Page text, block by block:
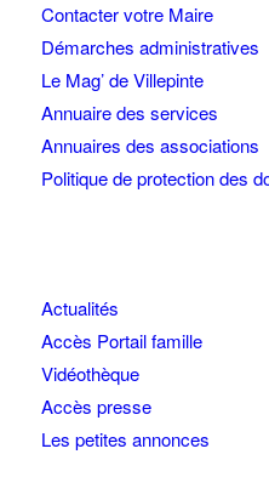
Contacter votre Maire
Démarches administratives
Le Mag’ de Villepinte
Annuaire des services
Annuaires des associations
Politique de protection des
Actualités
Accès Portail famille
Vidéothèque
Accès presse
Les petites annonces